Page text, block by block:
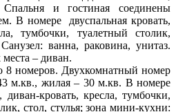
и гостиная соединены
В номере двуспальная кровать,
тумбочки, туалетный столик,
ванна, раковина, унитаз.
– диван.
8 номеров. Двухкомнатный номер
м.кв., жилая – 30 м.кв. В номере
диван-кровать, кресла, тумбочки,
стол, стулья; зона мини-кухни: